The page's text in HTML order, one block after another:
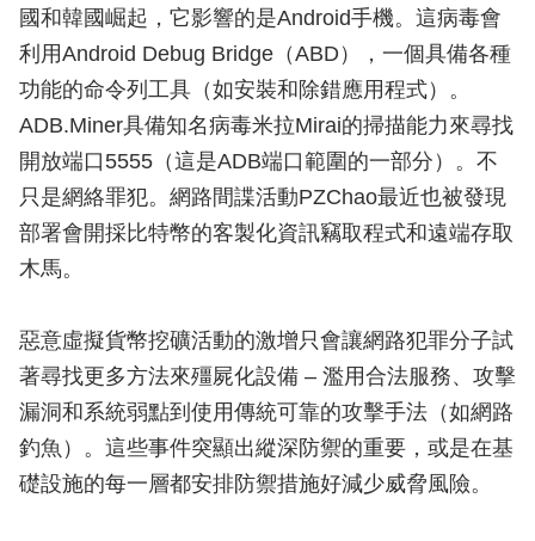
國和韓國崛起，它影響的是Android手機。這病毒會
利用Android Debug Bridge（ABD），一個具備各種
功能的命令列工具（如安裝和除錯應用程式）。
ADB.Miner具備知名病毒米拉Mirai的掃描能力來尋找
開放端口5555（這是ADB端口範圍的一部分）。不
只是網絡罪犯。網路間諜活動PZChao最近也被發現
部署會開採比特幣的客製化資訊竊取程式和遠端存取
木馬。
惡意虛擬貨幣挖礦活動的激增只會讓網路犯罪分子試
著尋找更多方法來殭屍化設備 – 濫用合法服務、攻擊
漏洞和系統弱點到使用傳統可靠的攻擊手法（如網路
釣魚）。這些事件突顯出縱深防禦的重要，或是在基
礎設施的每一層都安排防禦措施好減少威脅風險。